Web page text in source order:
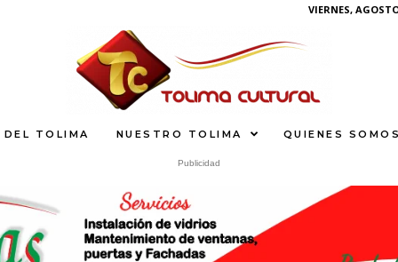
VIERNES,
DEL TOLIMA NUESTRO TOLIMA QUIENES
Publicidad